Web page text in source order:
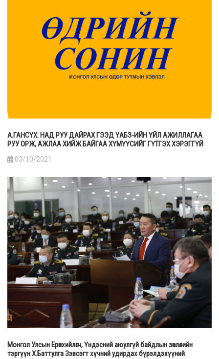
А.ГАНСҮХ: НАД РУУ ДАЙРАХ ГЭЭД ҮАБЗ-ИЙН ҮЙЛ АЖИЛЛАГАА
РУУ ОРЖ, АЖЛАА ХИЙЖ БАЙГАА ХҮМҮҮСИЙГ ГҮТГЭХ ХЭРЭГГҮЙ
03/10/2021
Монгол Улсын Ерөнхийлөгч, Үндэсний аюулгүй байдлын зөвлөлийн
тэргүүн Х.Баттулга Зэвсэгт хүчний удирдах бүрэлдэхүүний